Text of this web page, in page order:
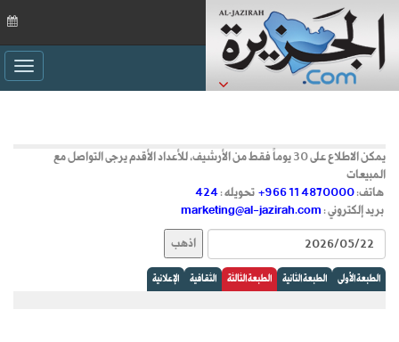
يمكن الاطلاع على 30 يوماً فقط من الأرشيف، للأعداد الأقدم يرجى التواصل مع
المبيعات
هاتف: +966 11 4870000 تحويله : 424
بريد إلكتروني : marketing@al-jazirah.com
الطبعة الأولى الطبعة الثانية الطبعة الثالثة الثقافية الإعلانية